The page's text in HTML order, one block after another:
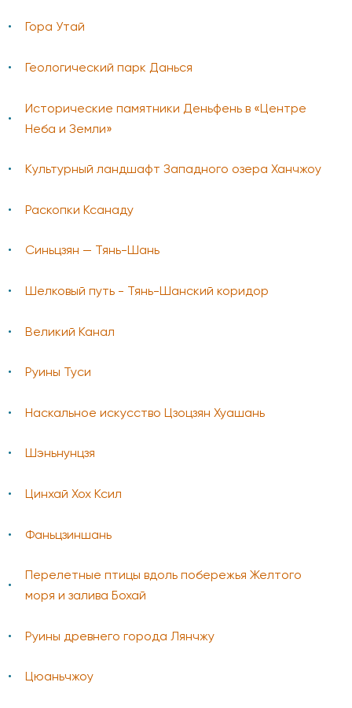
Гора Утай
Геологический парк Данься
Исторические памятники Деньфень в «Центре
Неба и Земли»
Культурный ландшафт Западного озера Ханчжоу
Раскопки Ксанаду
Синьцзян — Тянь-Шань
Шелковый путь - Тянь-Шанский коридор
Великий Канал
Руины Туси
Наскальное искусство Цзоцзян Хуашань
Шэньнунцзя
Цинхай Хох Ксил
Фаньцзиншань
Перелетные птицы вдоль побережья Желтого
моря и залива Бохай
Руины древнего города Лянчжу
Цюаньчжоу